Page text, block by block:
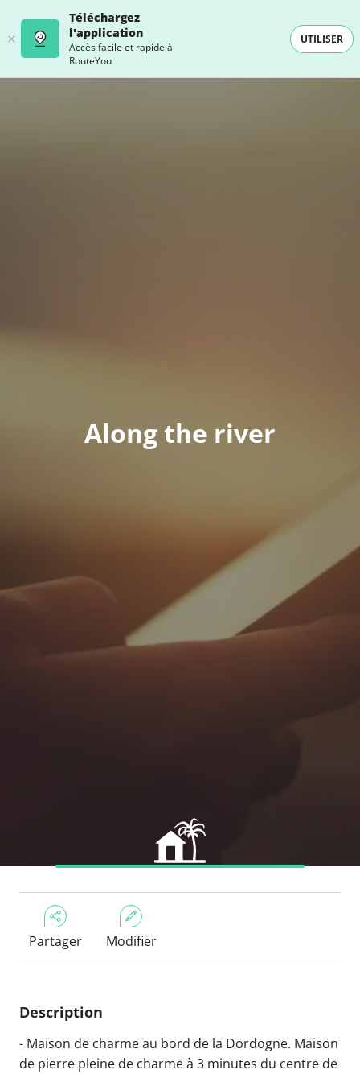
Téléchargez
l'application
Accès facile et rapide à
RouteYou
UTILISER
Along the river
Partager Modifier
Description
- Maison de charme au bord de la Dordogne. Maison
de pierre pleine de charme à 3 minutes du centre de